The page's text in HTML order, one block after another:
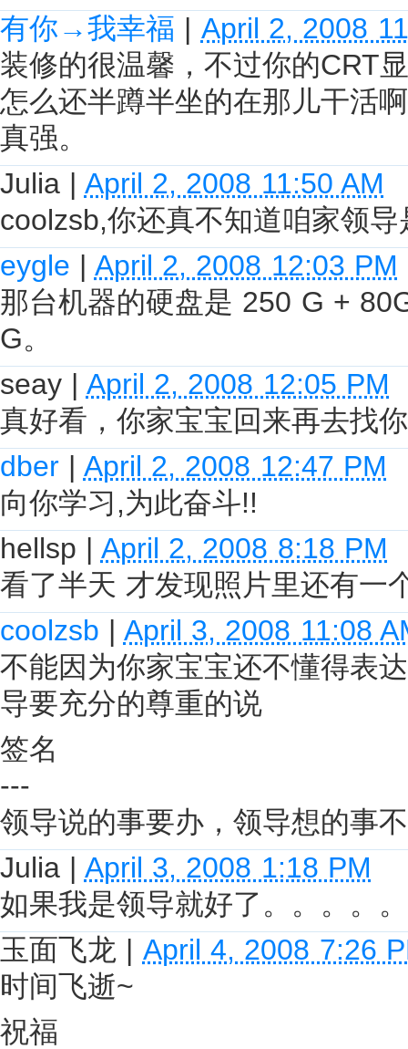
有你→我幸福 | April 2, 2008
装修的很温馨，不过你的CRT
怎么还半蹲半坐的在那儿干活
真强。
Julia | April 2, 2008 11:50 AM
coolzsb,你还真不知道咱家领导
eygle | April 2, 2008 12:03 PM
那台机器的硬盘是 250 G +
G。
seay | April 2, 2008 12:05 PM
真好看，你家宝宝回来再去找
dber | April 2, 2008 12:47 PM
向你学习,为此奋斗!!
hellsp | April 2, 2008 8:18 PM
看了半天 才发现照片里还有一
coolzsb | April 3, 2008 11:08
不能因为你家宝宝还不懂得表
导要充分的尊重的说
签名
---
领导说的事要办，领导想的事
Julia | April 3, 2008 1:18 PM
如果我是领导就好了。。。。
玉面飞龙 | April 4, 2008 7:26
时间飞逝~
祝福